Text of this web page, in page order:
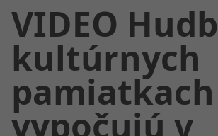
VIDEO
kultúrnych
vypočujú v